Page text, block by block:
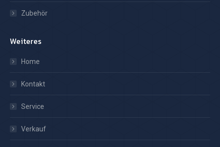
Zubehör
Weiteres
Home
Kontakt
Service
Verkauf